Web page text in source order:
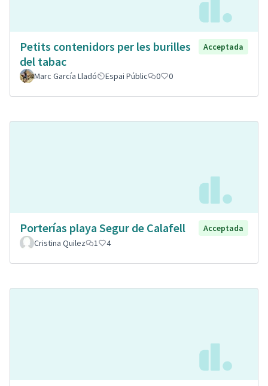
Petits contenidors per les burilles
del tabac
Acceptada
Marc García Lladó Espai Públic 0 0
Porterías playa Segur de Calafell
Acceptada
Cristina Quilez
1 4